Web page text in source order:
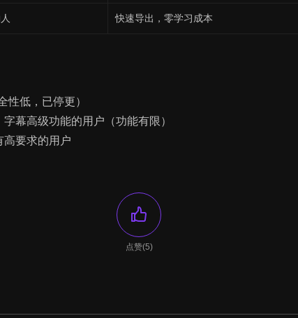
快速导出，零学习成本
性低，已停更）
幕高级功能的用户（功能有限）
高要求的用户
点赞(5)